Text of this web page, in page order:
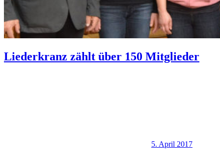
Liederkranz zählt über 150 Mitglieder
5. April 2017